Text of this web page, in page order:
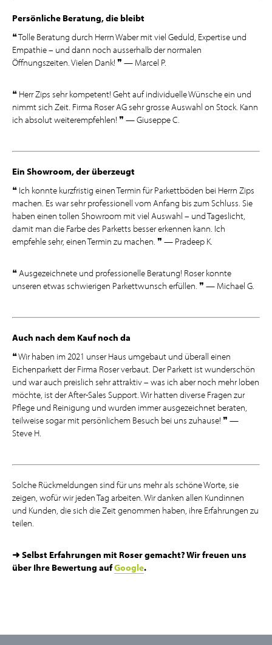
Persönliche Beratung, die bleibt
❝ Tolle Beratung durch Herrn Waber mit viel Geduld, Expertise und
Empathie – und dann noch ausserhalb der normalen
Öffnungszeiten. Vielen Dank! ❞ — Marcel P.
❝ Herr Zips sehr kompetent! Geht auf individuelle Wünsche ein und
nimmt sich Zeit. Firma Roser AG sehr grosse Auswahl on Stock. Kann
ich absolut weiterempfehlen! ❞ — Giuseppe C.
Ein Showroom, der überzeugt
❝ Ich konnte kurzfristig einen Termin für Parkettböden bei Herrn Zips
machen. Es war sehr professionell vom Anfang bis zum Schluss. Sie
haben einen tollen Showroom mit viel Auswahl – und Tageslicht,
damit man die Farbe des Parketts besser erkennen kann. Ich
empfehle sehr, einen Termin zu machen. ❞ — Pradeep K.
❝ Ausgezeichnete und professionelle Beratung! Roser konnte
unseren etwas schwierigen Parkettwunsch erfüllen. ❞ — Michael G.
Auch nach dem Kauf noch da
❝ Wir haben im 2021 unser Haus umgebaut und überall einen
Eichenparkett der Firma Roser verbaut. Der Parkett ist wunderschön
und war auch preislich sehr attraktiv – was ich aber noch mehr loben
möchte, ist der After-Sales Support. Wir hatten diverse Fragen zur
Pflege und Reinigung und wurden immer ausgezeichnet beraten,
teilweise sogar mit persönlichem Besuch bei uns zuhause! ❞ —
Steve H.
Solche Rückmeldungen sind für uns mehr als schöne Worte, sie
zeigen, wofür wir jeden Tag arbeiten. Wir danken allen Kundinnen
und Kunden, die sich die Zeit genommen haben, ihre Erfahrungen zu
teilen.
➜ Selbst Erfahrungen mit Roser gemacht? Wir freuen uns
über Ihre Bewertung aufGoogle.